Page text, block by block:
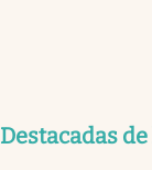
Destacadas